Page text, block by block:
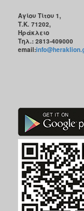
Αγίου Τίτου 1,
Τ.Κ. 71202,
Ηράκλειο
Τηλ.: 2813-409000
email: